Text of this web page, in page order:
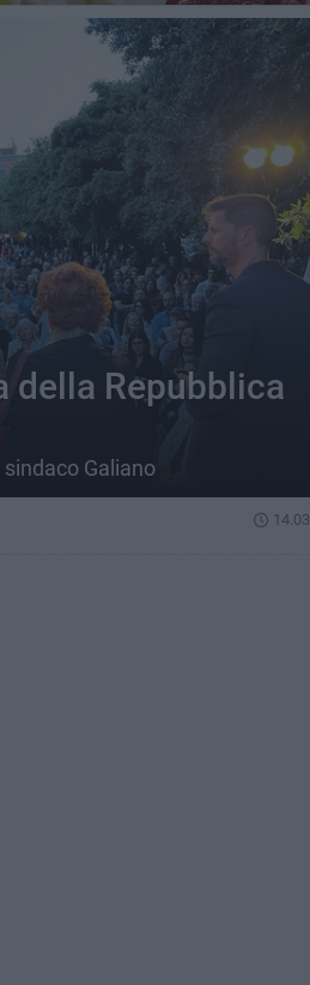
della Repubblica
Galiano
14.03